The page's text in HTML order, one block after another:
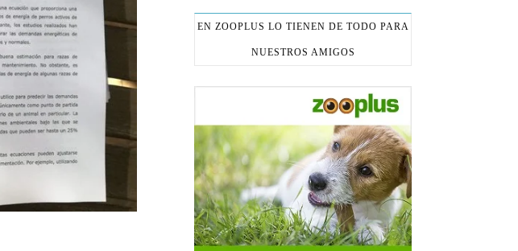
EN ZOOPLUS LO TIENEN DE TODO PARA
NUESTROS AMIGOS